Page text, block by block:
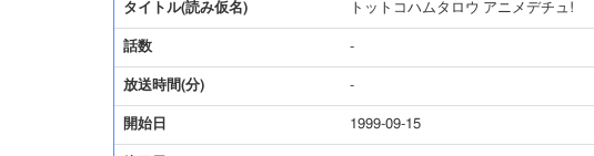
タイトル(読み仮名) トットコハムタロウ アニメデチュ!
話数 -
放送時間(分) -
開始日 1999-09-15